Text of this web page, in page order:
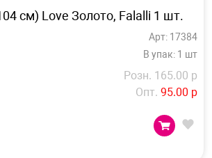
см) Love Золото, Falalli 1 шт.
Арт: 17384
В упак: 1 шт
Розн. 165.00 р
Опт. 95.00 р